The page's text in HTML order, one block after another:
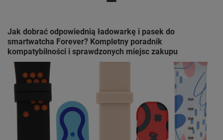
Jak dobrać odpowiednią ładowarkę i pasek do
smartwatcha Forever? Kompletny poradnik
kompatybilności i sprawdzonych miejsc zakupu